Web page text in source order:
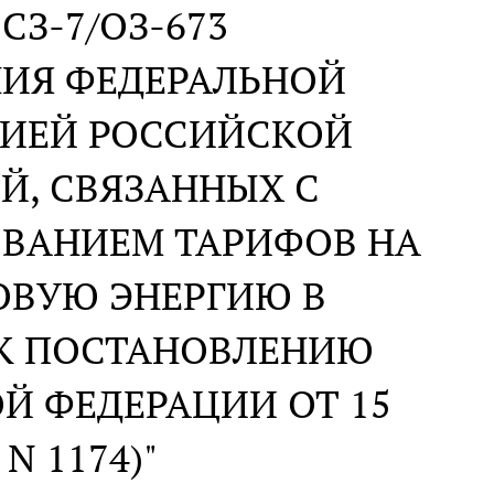
СЗ-7/ОЗ-673
ФЕДЕРАЛЬНОЙ
РОССИЙСКОЙ
СВЯЗАННЫХ С
ТАРИФОВ НА
ЭНЕРГИЮ В
ПОСТАНОВЛЕНИЮ
ФЕДЕРАЦИИ ОТ 15
1174)"